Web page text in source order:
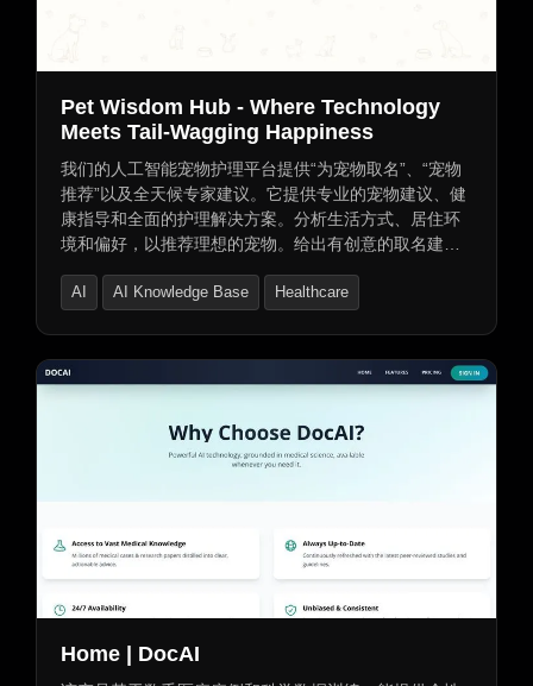
Pet Wisdom Hub - Where Technology
Meets Tail-Wagging Happiness
我们的人工智能宠物护理平台提供“为宠物取名”、“宠物
推荐”以及全天候专家建议。它提供专业的宠物建议、健
康指导和全面的护理解决方案。分析生活方式、居住环
境和偏好，以推荐理想的宠物。给出有创意的取名建
解。提供全天候宠物护理专家聊天、安全的聊天记录、
AI AI Knowledge Base Healthcare
Home | DocAI